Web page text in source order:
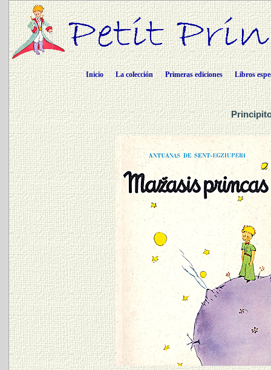
Inicio La colección Primeras ediciones Libros